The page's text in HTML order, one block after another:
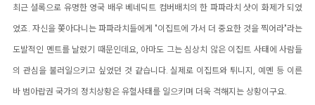
최근 셜록으로 유명한 영국 배우 베네딕트 컴버배치의 한 파파라치 샷이 화제가 되었
었죠. 자신을 쫓아다니는 파파라치들에게 "이집트에 가서 더 중요한 것을 찍어라"라는
도발적인 멘트를 날렸기 때문인데요, 아마도 그는 심상치 않은 이집트 사태에 사람들
의 관심을 불러일으키고 싶었던 것 같습니다.실제로 이집트와 튀니지, 예멘 등 이른
바 범아랍권 국가의 정치상황은 유혈사태를 일으키며 더욱 격해지는 상황이구요.